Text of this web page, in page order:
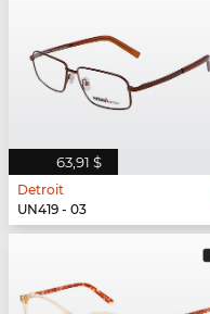
63,91 $
Detroit
UN419 - 03